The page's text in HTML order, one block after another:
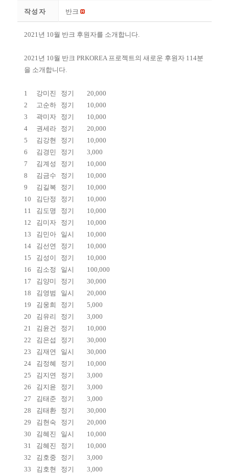
작성자 반크
2021년 10월 반크 후원자를 소개합니다.
2021년 10월 반크 PRKOREA 프로젝트의 새로운 후원자 114분
을 소개합니다.
1 강미진 정기
20,000
2
고순하 정기
10,000
3
곽미자 정기
10,000
4
권세라 정기
20,000
5
김강현 정기
10,000
6
김경민 정기
3,000
7
김계성 정기
10,000
8
김금수 정기
10,000
9
김길복 정기
10,000
10
김단정 정기
10,000
11
김도명 정기
10,000
12
김미자 정기
10,000
13
김민아 일시
10,000
14
김선연 정기
10,000
15
김성이 정기
10,000
16
김소정 일시
100,000
17
김양미 정기
30,000
18
김영범 일시
20,000
19
김웅희 정기
5,000
20
김유리 정기
3,000
21
김윤건 정기
10,000
22
김은섭 정기
30,000
23
김재연 일시
30,000
24
김정혜 정기
10,000
25
김지연 정기
3,000
26
김지윤 정기
3,000
27
김태준 정기
3,000
28
김태환 정기
30,000
29
김현숙 정기
20,000
30
김혜진 일시
10,000
31
김혜진 정기
10,000
32
김호중 정기
3,000
33
김호현 정기 3,000